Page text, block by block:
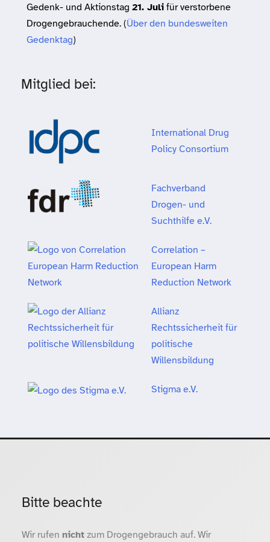
Gedenk- und Aktionstag 21. Julifür verstorbene
Drogengebrauchende. (Über den bundesweiten
Gedenktag)
Mitglied bei:
International Drug
Policy Consortium
Fachverband
Drogen- und
Suchthilfe e.V.
Correlation –
European Harm
Reduction Network
Allianz
Rechtssicherheit für
politische
Willensbildung
Stigma e.V.
Bitte beachte
Wir rufen nichtzum Drogengebrauch auf. Wir